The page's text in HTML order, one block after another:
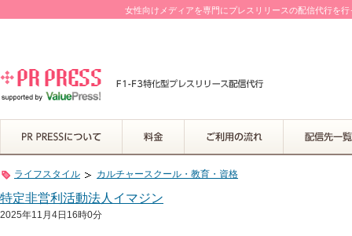
女性向けメディアを専門にプレスリリースの配信代行を
ライフスタイル カルチャースクール・教育・資格
特定非営利活動法人イマジン
2025年11月4日16時0分